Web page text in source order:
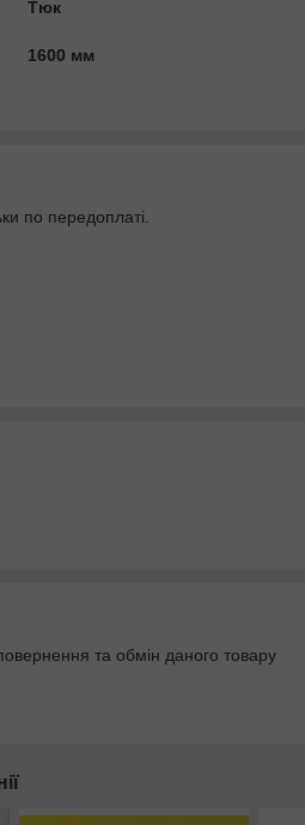
Тюк
1600 мм
по передоплаті.
та обмін даного товару